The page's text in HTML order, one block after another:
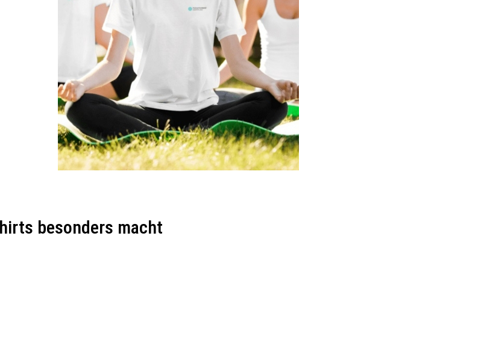
besonders macht